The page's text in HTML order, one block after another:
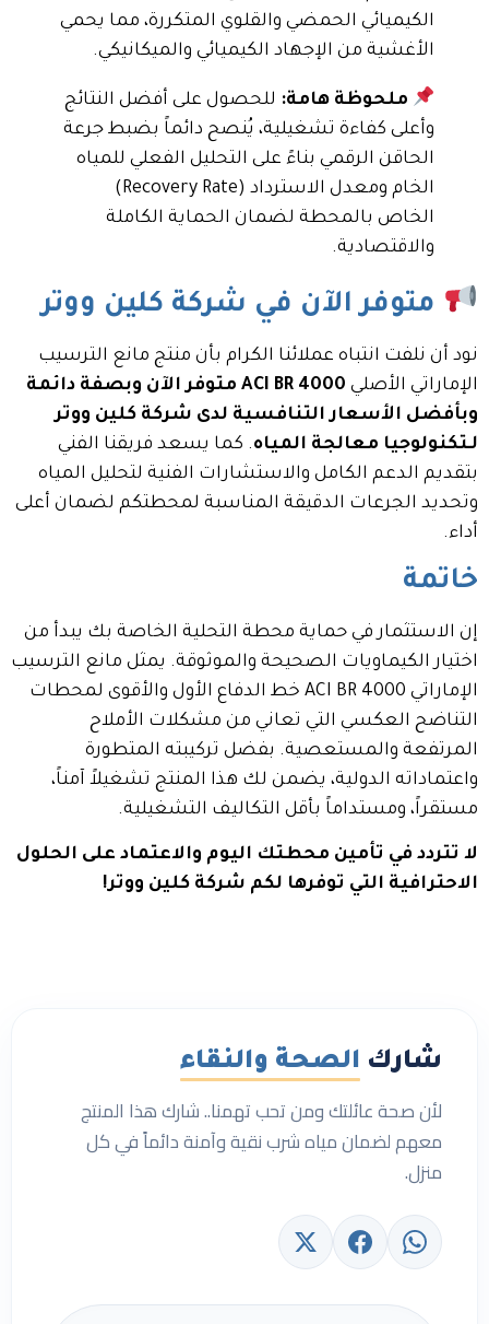
الكيميائي الحمضي والقلوي المتكررة، مما يحمي
الأغشية من الإجهاد الكيميائي والميكانيكي.
ملحوظة هامة: للحصول على أفضل النتائج
وأعلى كفاءة تشغيلية، يُنصح دائماً بضبط جرعة
الحاقن الرقمي بناءً على التحليل الفعلي للمياه
الخام ومعدل الاسترداد (Recovery Rate)
الخاص بالمحطة لضمان الحماية الكاملة
والاقتصادية.
متوفر الآن في شركة كلين ووتر
نود أن نلفت انتباه عملائنا الكرام بأن منتج مانع الترسيب
الإماراتي الأصلي ACI BR 4000 متوفر الآن وبصفة دائمة
وبأفضل الأسعار التنافسية لدى شركة كلين ووتر
لـتكنولوجيا معالجة المياه. كما يسعد فريقنا الفني
بتقديم الدعم الكامل والاستشارات الفنية لتحليل المياه
وتحديد الجرعات الدقيقة المناسبة لمحطتكم لضمان أعلى
أداء.
خاتمة
إن الاستثمار في حماية محطة التحلية الخاصة بك يبدأ من
اختيار الكيماويات الصحيحة والموثوقة. يمثل مانع الترسيب
الإماراتي ACI BR 4000 خط الدفاع الأول والأقوى لمحطات
التناضح العكسي التي تعاني من مشكلات الأملاح
المرتفعة والمستعصية. بفضل تركيبته المتطورة
واعتماداته الدولية، يضمن لك هذا المنتج تشغيلاً آمناً،
مستقراً، ومستداماً بأقل التكاليف التشغيلية.
لا تتردد في تأمين محطتك اليوم والاعتماد على الحلول
الاحترافية التي توفرها لكم شركة كلين ووتر!
شارك الصحة والنقاء
لأن صحة عائلتك ومن تحب تهمنا.. شارك هذا المنتج
معهم لضمان مياه شرب نقية وآمنة دائماً في كل
منزل.